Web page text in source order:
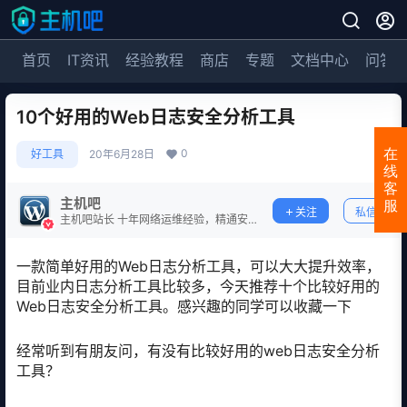
首页 IT资讯 经验教程 商店 专题 文档中心 问答
10个好用的Web日志安全分析工具
好工具 20年6月28日 0
主机吧
主机吧站长 十年网络运维经验，精通安
关注 私信
一款简单好用的Web日志分析工具，可以大大提升效率，
目前业内日志分析工具比较多，今天推荐十个比较好用的
Web日志安全分析工具。感兴趣的同学可以收藏一下
经常听到有朋友问，有没有比较好用的web日志安全分析
工具？
在
线
客
服